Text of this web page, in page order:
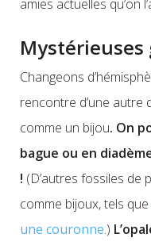
amies actuelles qu’on
Changeons
rencontre d’une autre
comme un bijou. On
bague ou en
! (D’autres fossiles de
comme bijoux, tels que
une couronne.)